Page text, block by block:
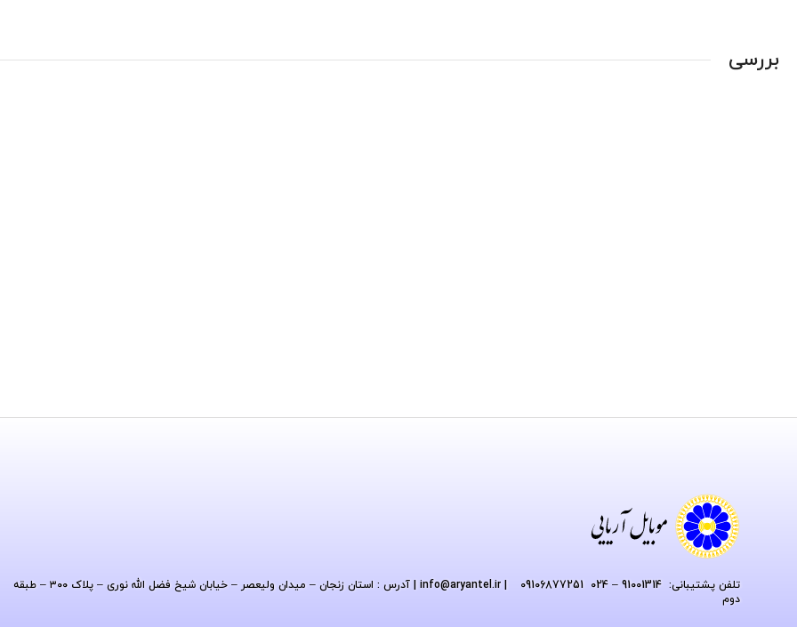
بررسی
تلفن پشتیبانی: 91001314 – 024 09106877251 | info
@aryantel.ir
| آدرس : استان زنجان – میدان ولیعصر – خیابان شیخ فضل الله نوری – پلاک ۳۰۰ – طبقه
دوم